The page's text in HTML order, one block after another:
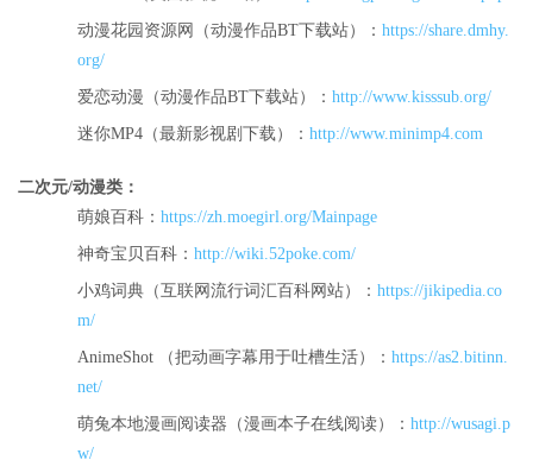
动漫花园资源网（动漫作品BT下载站）： https://share.dmhy.
org/
爱恋动漫（动漫作品BT下载站）： http://www.kisssub.org/
迷你MP4（最新影视剧下载）： http://www.minimp4.com
二次元/动漫类：
萌娘百科： https://zh.moegirl.org/Mainpage
神奇宝贝百科： http://wiki.52poke.com/
小鸡词典（互联网流行词汇百科网站）： https://jikipedia.co
m/
AnimeShot （把动画字幕用于吐槽生活）： https://as2.bitinn.
net/
萌兔本地漫画阅读器（漫画本子在线阅读）： http://wusagi.p
w/